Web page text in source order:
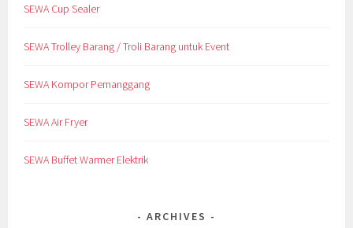
SEWA Cup Sealer
SEWA Trolley Barang / Troli Barang untuk Event
SEWA Kompor Pemanggang
SEWA Air Fryer
SEWA Buffet Warmer Elektrik
ARCHIVES